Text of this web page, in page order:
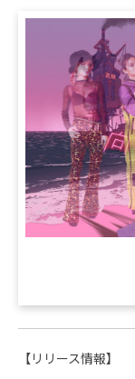
【リリース情報】